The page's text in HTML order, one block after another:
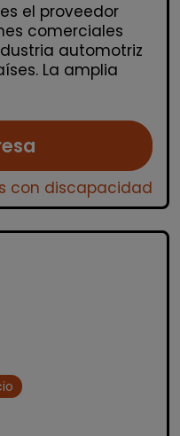
el proveedor
comerciales
automotriz
La amplia
con discapacidad